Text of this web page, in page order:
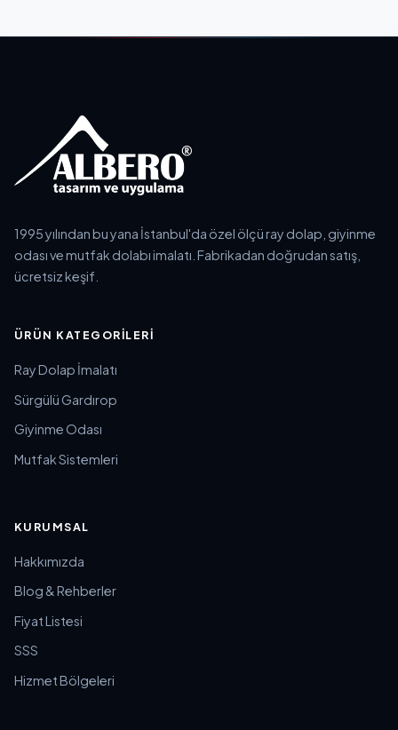
1995 yılından bu yana İstanbul'da özel ölçü ray dolap, giyinme
odası ve mutfak dolabı imalatı. Fabrikadan doğrudan satış,
ücretsiz keşif.
ÜRÜN KATEGORILERI
Ray Dolap İmalatı
Sürgülü Gardırop
Giyinme Odası
Mutfak Sistemleri
KURUMSAL
Hakkımızda
Blog & Rehberler
Fiyat Listesi
SSS
Hizmet Bölgeleri